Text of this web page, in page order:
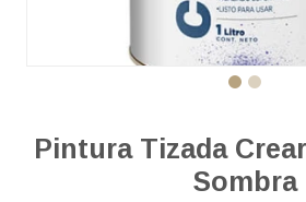
Pintura Tizada
Sombra